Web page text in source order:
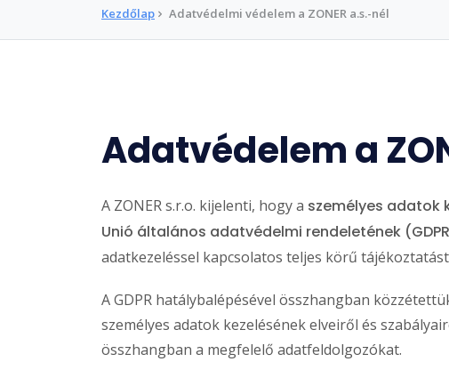
Kezdőlap Adatvédelmi védelem a ZONER a.s.-nél
Adatvédelem a
A ZONER s.r.o. kijelenti, hogy a személyes adatok
Unió általános adatvédelmi rendeletének
adatkezeléssel kapcsolatos teljes körű
A GDPR hatálybalépésével összhangban
személyes adatok kezelésének elveiről és
összhangban a megfelelő adatfeldolgozókat.